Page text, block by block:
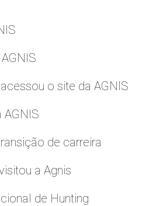
o site da AGNIS
AGNIS
de carreira
a Agnis
de Hunting